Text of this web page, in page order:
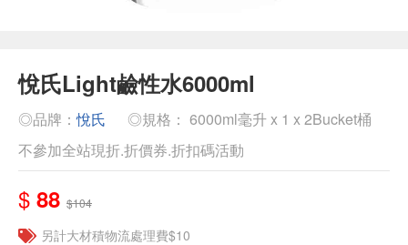
悅氏Light鹼性水6000ml
◎品牌：悅氏
◎規格： 6000ml毫升 x 1 x 2Bucket桶
不參加全站現折.折價券.折扣碼活動
$ 88 $104
另計大材積物流處理費$10